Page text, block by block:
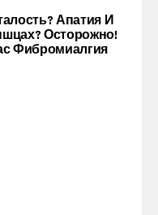
Апатия И
Осторожно!
Фибромиалгия